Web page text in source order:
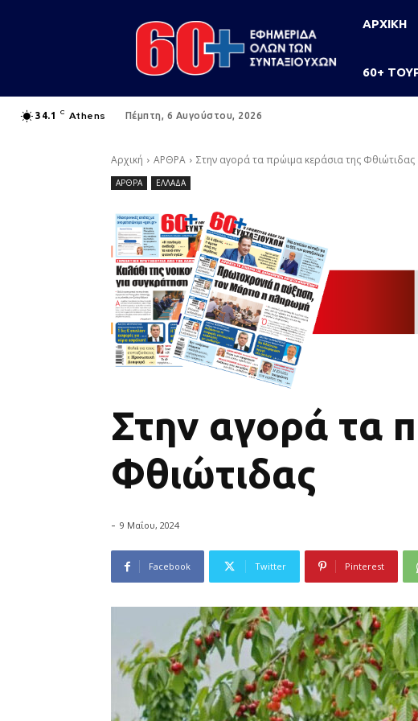
ΑΡΧΙΚΗ
60+
34.1 C Athens Πέμπτη, 6 Αυγούστου, 2026
Αρχική ΑΡΘΡΑ Στην αγορά τα πρώιμα κεράσια της Φθιώτιδας
ΑΡΘΡΑ ΕΛΛΑΔΑ
Στην αγορά τα
Φθιώτιδας
- 9 Μαΐου, 2024
Facebook Twitter Pinterest